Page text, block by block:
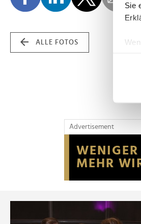
Sie
Wir
der
ALLE FOTOS
Advertisement